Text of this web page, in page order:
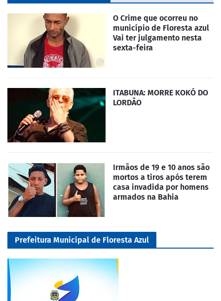
O Crime que ocorreu no
município de Floresta azul
Vai ter julgamento nesta
sexta-feira
ITABUNA: MORRE KOKÓ DO
LORDÃO
Irmãos de 19 e 10 anos são
mortos a tiros após terem
casa invadida por homens
armados na Bahia
Prefeitura Municipal de Floresta Azul